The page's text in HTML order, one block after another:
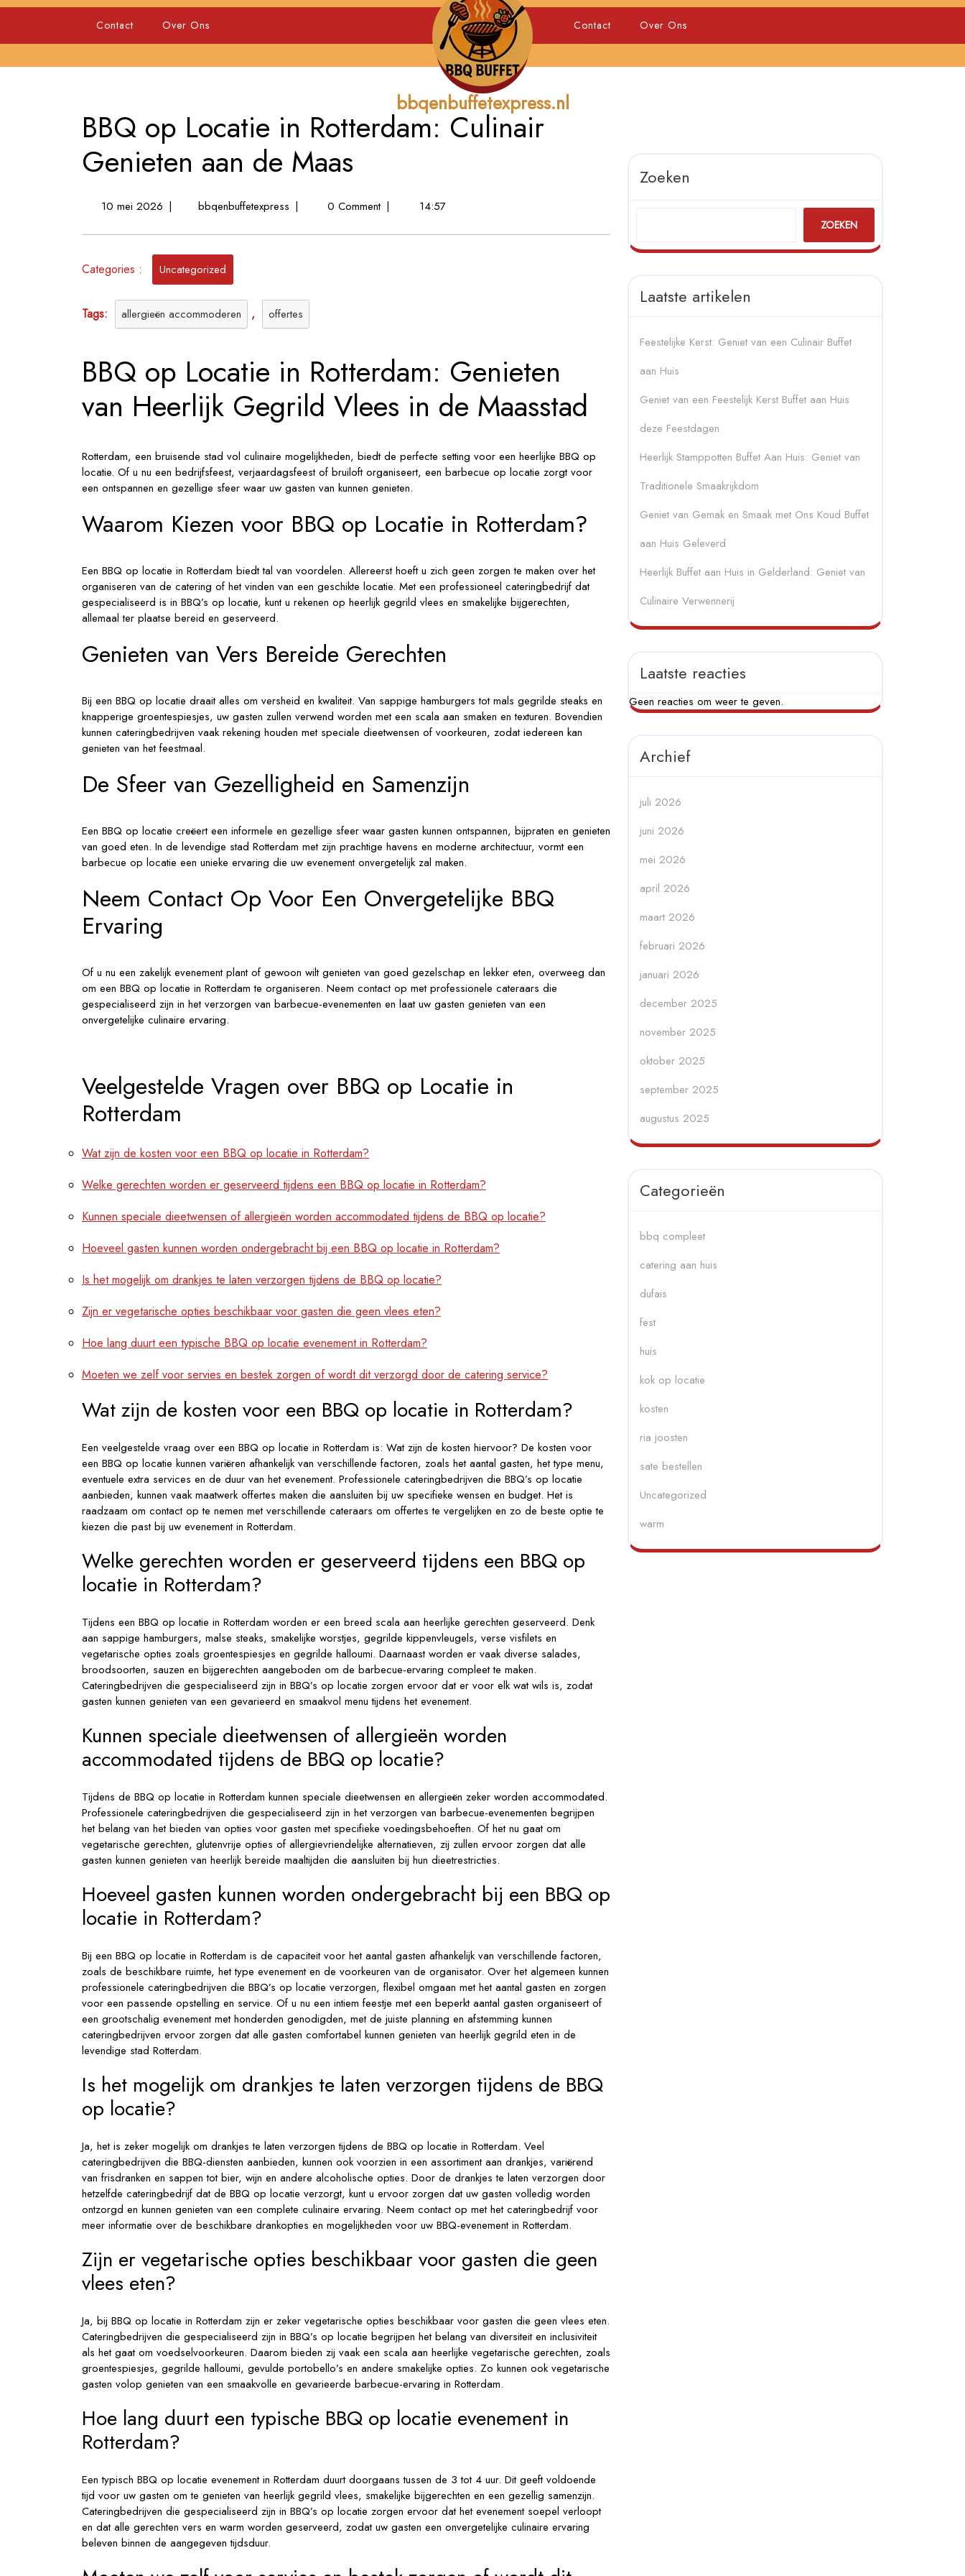
Skip
Contact Over Ons
bbqenbuffetexpress.nl
Contact Over Ons
BBQ op Locatie in Rotterdam: Culinair
Genieten aan de Maas
10 mei 202610
2026
| bbqenbuffetexpressBBQ
Locatie
Genieten
aan
de
| 0 Comment | 14:57
Categories : Uncategorized
Tags: allergieën accommoderen , offertes
BBQ op Locatie in Rotterdam: Genieten
van Heerlijk Gegrild Vlees in de Maasstad
Rotterdam, een bruisende stad vol culinaire mogelijkheden, biedt de perfecte setting voor een heerlijke BBQ op
locatie. Of u nu een bedrijfsfeest, verjaardagsfeest of bruiloft organiseert, een barbecue op locatie zorgt voor
een ontspannen en gezellige sfeer waar uw gasten van kunnen genieten.
Waarom Kiezen voor BBQ op Locatie in Rotterdam?
Een BBQ op locatie in Rotterdam biedt tal van voordelen. Allereerst hoeft u zich geen zorgen te maken over het
organiseren van de catering of het vinden van een geschikte locatie. Met een professioneel cateringbedrijf dat
gespecialiseerd is in BBQ’s op locatie, kunt u rekenen op heerlijk gegrild vlees en smakelijke bijgerechten,
allemaal ter plaatse bereid en geserveerd.
Genieten van Vers Bereide Gerechten
Bij een BBQ op locatie draait alles om versheid en kwaliteit. Van sappige hamburgers tot mals gegrilde steaks en
knapperige groentespiesjes, uw gasten zullen verwend worden met een scala aan smaken en texturen. Bovendien
kunnen cateringbedrijven vaak rekening houden met speciale dieetwensen of voorkeuren, zodat iedereen kan
genieten van het feestmaal.
De Sfeer van Gezelligheid en Samenzijn
Een BBQ op locatie creëert een informele en gezellige sfeer waar gasten kunnen ontspannen, bijpraten en genieten
van goed eten. In de levendige stad Rotterdam met zijn prachtige havens en moderne architectuur, vormt een
barbecue op locatie een unieke ervaring die uw evenement onvergetelijk zal maken.
Neem Contact Op Voor Een Onvergetelijke BBQ
Ervaring
Of u nu een zakelijk evenement plant of gewoon wilt genieten van goed gezelschap en lekker eten, overweeg dan
om een BBQ op locatie in Rotterdam te organiseren. Neem contact op met professionele cateraars die
gespecialiseerd zijn in het verzorgen van barbecue-evenementen en laat uw gasten genieten van een
onvergetelijke culinaire ervaring.
Veelgestelde Vragen over BBQ op Locatie in
Rotterdam
Wat zijn de kosten voor een BBQ op locatie in Rotterdam?
Welke gerechten worden er geserveerd tijdens een BBQ op locatie in Rotterdam?
Kunnen speciale dieetwensen of allergieën worden accommodated tijdens de BBQ op locatie?
Hoeveel gasten kunnen worden ondergebracht bij een BBQ op locatie in Rotterdam?
Is het mogelijk om drankjes te laten verzorgen tijdens de BBQ op locatie?
Zijn er vegetarische opties beschikbaar voor gasten die geen vlees eten?
Hoe lang duurt een typische BBQ op locatie evenement in Rotterdam?
Moeten we zelf voor servies en bestek zorgen of wordt dit verzorgd door de catering service?
Wat zijn de kosten voor een BBQ op locatie in Rotterdam?
Een veelgestelde vraag over een BBQ op locatie in Rotterdam is: Wat zijn de kosten hiervoor? De kosten voor
een BBQ op locatie kunnen variëren afhankelijk van verschillende factoren, zoals het aantal gasten, het type menu,
eventuele extra services en de duur van het evenement. Professionele cateringbedrijven die BBQ’s op locatie
aanbieden, kunnen vaak maatwerk offertes maken die aansluiten bij uw specifieke wensen en budget. Het is
raadzaam om contact op te nemen met verschillende cateraars om offertes te vergelijken en zo de beste optie te
kiezen die past bij uw evenement in Rotterdam.
Welke gerechten worden er geserveerd tijdens een BBQ op
locatie in Rotterdam?
Tijdens een BBQ op locatie in Rotterdam worden er een breed scala aan heerlijke gerechten geserveerd. Denk
aan sappige hamburgers, malse steaks, smakelijke worstjes, gegrilde kippenvleugels, verse visfilets en
vegetarische opties zoals groentespiesjes en gegrilde halloumi. Daarnaast worden er vaak diverse salades,
broodsoorten, sauzen en bijgerechten aangeboden om de barbecue-ervaring compleet te maken.
Cateringbedrijven die gespecialiseerd zijn in BBQ’s op locatie zorgen ervoor dat er voor elk wat wils is, zodat
gasten kunnen genieten van een gevarieerd en smaakvol menu tijdens het evenement.
Kunnen speciale dieetwensen of allergieën worden
accommodated tijdens de BBQ op locatie?
Tijdens de BBQ op locatie in Rotterdam kunnen speciale dieetwensen en allergieën zeker worden accommodated.
Professionele cateringbedrijven die gespecialiseerd zijn in het verzorgen van barbecue-evenementen begrijpen
het belang van het bieden van opties voor gasten met specifieke voedingsbehoeften. Of het nu gaat om
vegetarische gerechten, glutenvrije opties of allergievriendelijke alternatieven, zij zullen ervoor zorgen dat alle
gasten kunnen genieten van heerlijk bereide maaltijden die aansluiten bij hun dieetrestricties.
Hoeveel gasten kunnen worden ondergebracht bij een BBQ op
locatie in Rotterdam?
Bij een BBQ op locatie in Rotterdam is de capaciteit voor het aantal gasten afhankelijk van verschillende factoren,
zoals de beschikbare ruimte, het type evenement en de voorkeuren van de organisator. Over het algemeen kunnen
professionele cateringbedrijven die BBQ’s op locatie verzorgen, flexibel omgaan met het aantal gasten en zorgen
voor een passende opstelling en service. Of u nu een intiem feestje met een beperkt aantal gasten organiseert of
een grootschalig evenement met honderden genodigden, met de juiste planning en afstemming kunnen
cateringbedrijven ervoor zorgen dat alle gasten comfortabel kunnen genieten van heerlijk gegrild eten in de
levendige stad Rotterdam.
Is het mogelijk om drankjes te laten verzorgen tijdens de BBQ
op locatie?
Ja, het is zeker mogelijk om drankjes te laten verzorgen tijdens de BBQ op locatie in Rotterdam. Veel
cateringbedrijven die BBQ-diensten aanbieden, kunnen ook voorzien in een assortiment aan drankjes, variërend
van frisdranken en sappen tot bier, wijn en andere alcoholische opties. Door de drankjes te laten verzorgen door
hetzelfde cateringbedrijf dat de BBQ op locatie verzorgt, kunt u ervoor zorgen dat uw gasten volledig worden
ontzorgd en kunnen genieten van een complete culinaire ervaring. Neem contact op met het cateringbedrijf voor
meer informatie over de beschikbare drankopties en mogelijkheden voor uw BBQ-evenement in Rotterdam.
Zijn er vegetarische opties beschikbaar voor gasten die geen
vlees eten?
Ja, bij BBQ op locatie in Rotterdam zijn er zeker vegetarische opties beschikbaar voor gasten die geen vlees eten.
Cateringbedrijven die gespecialiseerd zijn in BBQ’s op locatie begrijpen het belang van diversiteit en inclusiviteit
als het gaat om voedselvoorkeuren. Daarom bieden zij vaak een scala aan heerlijke vegetarische gerechten, zoals
groentespiesjes, gegrilde halloumi, gevulde portobello’s en andere smakelijke opties. Zo kunnen ook vegetarische
gasten volop genieten van een smaakvolle en gevarieerde barbecue-ervaring in Rotterdam.
Hoe lang duurt een typische BBQ op locatie evenement in
Rotterdam?
Een typisch BBQ op locatie evenement in Rotterdam duurt doorgaans tussen de 3 tot 4 uur. Dit geeft voldoende
tijd voor uw gasten om te genieten van heerlijk gegrild vlees, smakelijke bijgerechten en een gezellig samenzijn.
Cateringbedrijven die gespecialiseerd zijn in BBQ’s op locatie zorgen ervoor dat het evenement soepel verloopt
en dat alle gerechten vers en warm worden geserveerd, zodat uw gasten een onvergetelijke culinaire ervaring
beleven binnen de aangegeven tijdsduur.
Zoeken
ZOEKEN
Laatste artikelen
Feestelijke Kerst: Geniet van een Culinair Buffet
aan Huis
Geniet van een Feestelijk Kerst Buffet aan Huis
deze Feestdagen
Heerlijk Stamppotten Buffet Aan Huis: Geniet van
Traditionele Smaakrijkdom
Geniet van Gemak en Smaak met Ons Koud Buffet
aan Huis Geleverd
Heerlijk Buffet aan Huis in Gelderland: Geniet van
Culinaire Verwennerij
Laatste reacties
Geen reacties om weer te geven.
Archief
juli 2026
juni 2026
mei 2026
april 2026
maart 2026
februari 2026
januari 2026
december 2025
november 2025
oktober 2025
september 2025
augustus 2025
Categorieën
bbq compleet
catering aan huis
dufais
fest
huis
kok op locatie
kosten
ria joosten
sate bestellen
Uncategorized
warm